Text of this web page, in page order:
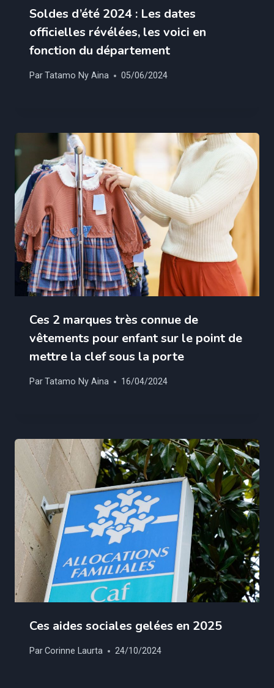
Soldes d’été 2024 : Les dates
officielles révélées, les voici en
fonction du département
ParTatamo Ny Aina 05/06/2024
Ces 2 marques très connue de
vêtements pour enfant sur le point de
mettre la clef sous la porte
ParTatamo Ny Aina 16/04/2024
Ces aides sociales gelées en 2025
ParCorinne Laurta 24/10/2024